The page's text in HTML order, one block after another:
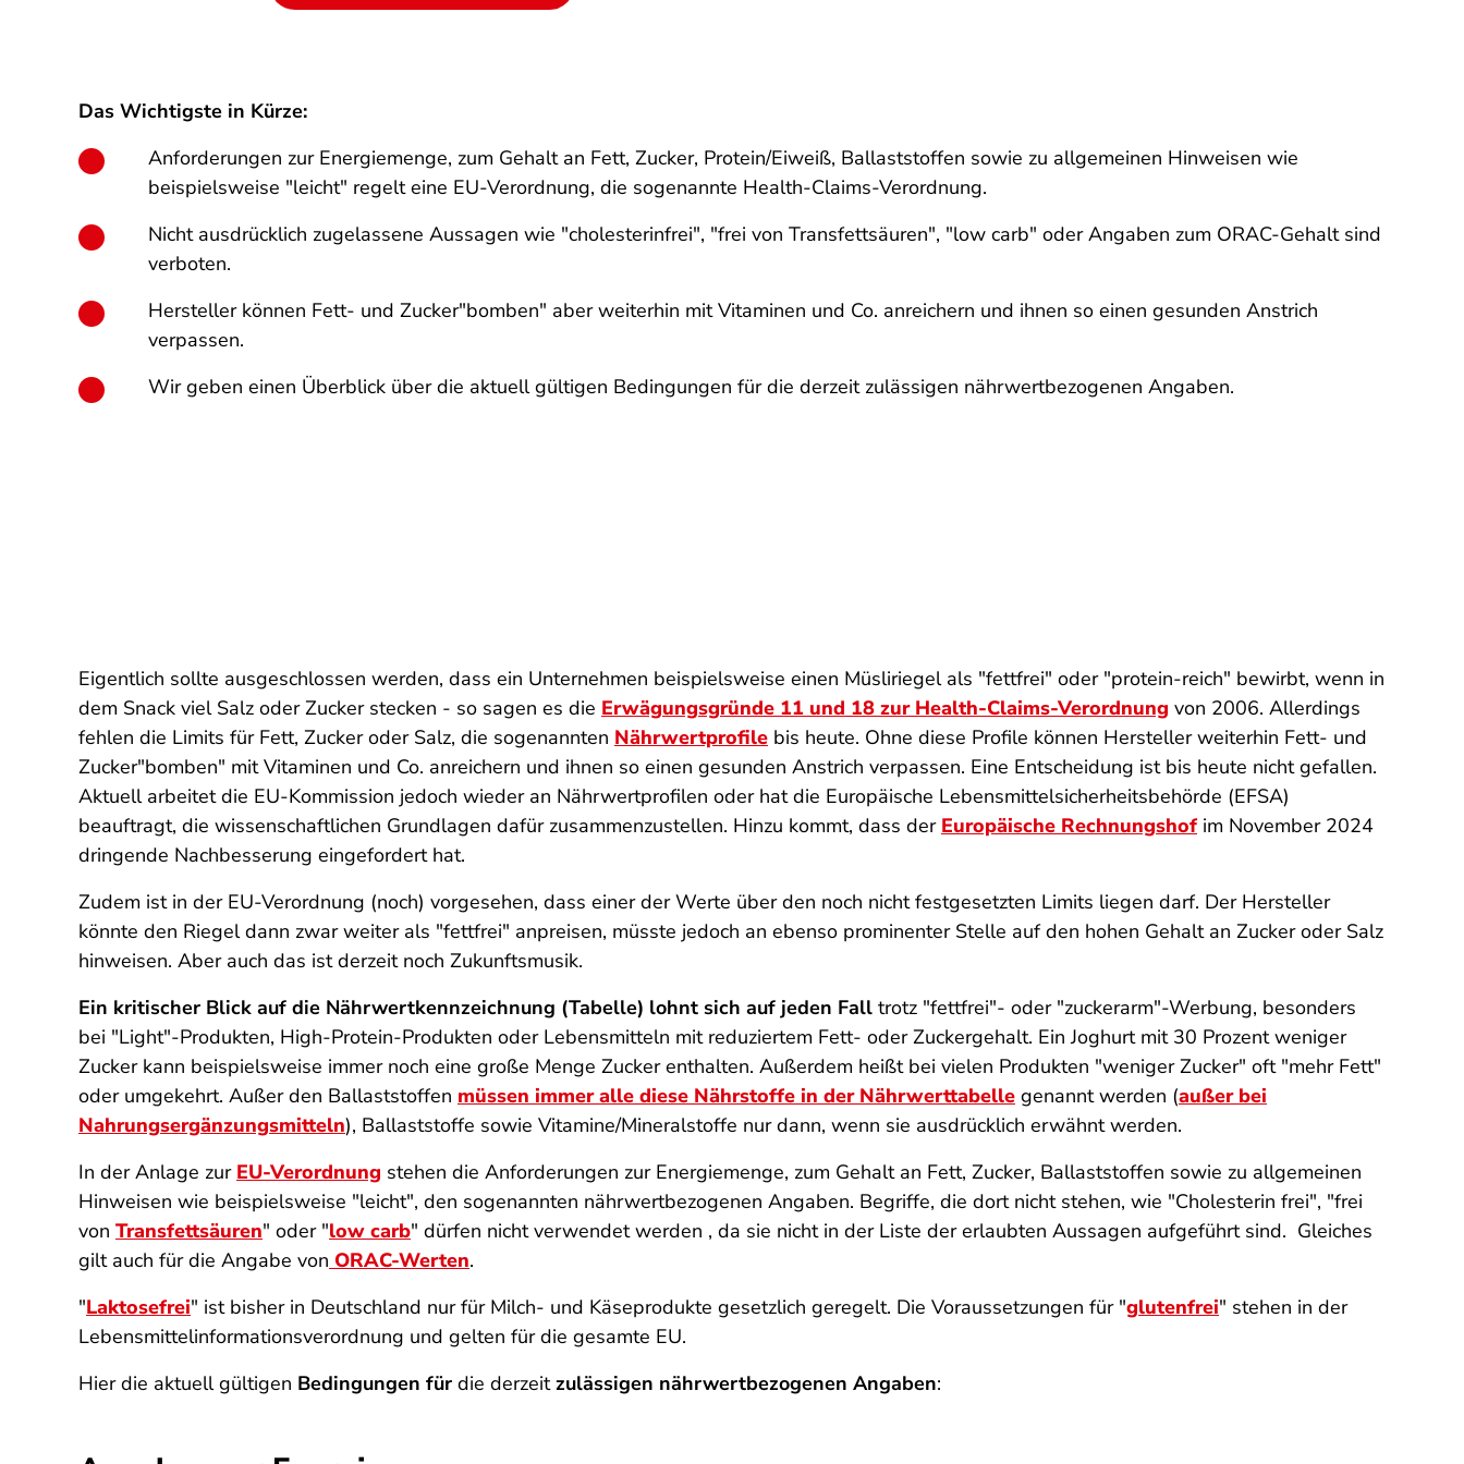
Das Wichtigste in Kürze:
Anforderungen zur Energiemenge, zum Gehalt an Fett, Zucker, Protein/Eiweiß, Ballaststoffen sowie zu allgemeinen Hinweisen wie
beispielsweise "leicht" regelt eine EU-Verordnung, die sogenannte Health-Claims-Verordnung.
Nicht ausdrücklich zugelassene Aussagen wie "cholesterinfrei", "frei von Transfettsäuren", "low carb" oder Angaben zum ORAC-Gehalt sind
verboten.
Hersteller können Fett- und Zucker"bomben" aber weiterhin mit Vitaminen und Co. anreichern und ihnen so einen gesunden Anstrich
verpassen.
Wir geben einen Überblick über die aktuell gültigen Bedingungen für die derzeit zulässigen nährwertbezogenen Angaben.
Eigentlich sollte ausgeschlossen werden, dass ein Unternehmen beispielsweise einen Müsliriegel als "fettfrei" oder "protein-reich" bewirbt, wenn in
dem Snack viel Salz oder Zucker stecken - so sagen es die Erwägungsgründe 11 und 18 zur Health-Claims-Verordnung von 2006. Allerdings
fehlen die Limits für Fett, Zucker oder Salz, die sogenannten Nährwertprofile bis heute. Ohne diese Profile können Hersteller weiterhin Fett- und
Zucker"bomben" mit Vitaminen und Co. anreichern und ihnen so einen gesunden Anstrich verpassen. Eine Entscheidung ist bis heute nicht gefallen.
Aktuell arbeitet die EU-Kommission jedoch wieder an Nährwertprofilen oder hat die Europäische Lebensmittelsicherheitsbehörde (EFSA)
beauftragt, die wissenschaftlichen Grundlagen dafür zusammenzustellen. Hinzu kommt, dass der Europäische Rechnungshofim November 2024
dringende Nachbesserung eingefordert hat.
Zudem ist in der EU-Verordnung (noch) vorgesehen, dass einer der Werte über den noch nicht festgesetzten Limits liegen darf. Der Hersteller
könnte den Riegel dann zwar weiter als "fettfrei" anpreisen, müsste jedoch an ebenso prominenter Stelle auf den hohen Gehalt an Zucker oder Salz
hinweisen. Aber auch das ist derzeit noch Zukunftsmusik.
Ein kritischer Blick auf die Nährwertkennzeichnung (Tabelle) lohnt sich auf jeden Fall trotz "fettfrei"- oder "zuckerarm"-Werbung, besonders
bei "Light"-Produkten, High-Protein-Produkten oder Lebensmitteln mit reduziertem Fett- oder Zuckergehalt. Ein Joghurt mit 30 Prozent weniger
Zucker kann beispielsweise immer noch eine große Menge Zucker enthalten. Außerdem heißt bei vielen Produkten "weniger Zucker" oft "mehr Fett"
oder umgekehrt. Außer den Ballaststoffen müssen immer alle diese Nährstoffe in der Nährwerttabelle genannt werden (außer bei
Nahrungsergänzungsmitteln), Ballaststoffe sowie Vitamine/Mineralstoffe nur dann, wenn sie ausdrücklich erwähnt werden.
In der Anlage zur EU-Verordnung stehen die Anforderungen zur Energiemenge, zum Gehalt an Fett, Zucker, Ballaststoffen sowie zu allgemeinen
Hinweisen wie beispielsweise "leicht", den sogenannten nährwertbezogenen Angaben. Begriffe, die dort nicht stehen, wie "Cholesterin frei", "frei
von Transfettsäuren" oder "low carb" dürfen nicht verwendet werden , da sie nicht in der Liste der erlaubten Aussagen aufgeführt sind. Gleiches
gilt auch für die Angabe von ORAC-Werten.
"Laktosefrei" ist bisher in Deutschland nur für Milch- und Käseprodukte gesetzlich geregelt. Die Voraussetzungen für "glutenfrei" stehen in der
Lebensmittelinformationsverordnung und gelten für die gesamte EU.
Hier die aktuell gültigen Bedingungen für die derzeitzulässigen nährwertbezogenen Angaben: